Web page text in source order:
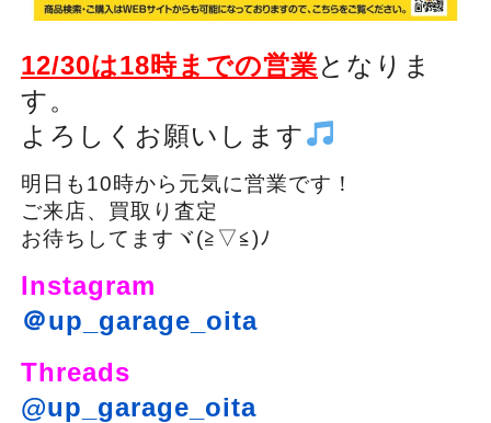
12/30は18時までの営業となりま
す。
よろしくお願いします
明日も10時から元気に営業です！
ご来店、買取り査定
お待ちしてますヾ(≧▽≦)ﾉ
Instagram
＠up_garage_oita
Threads
@up_garage_oita